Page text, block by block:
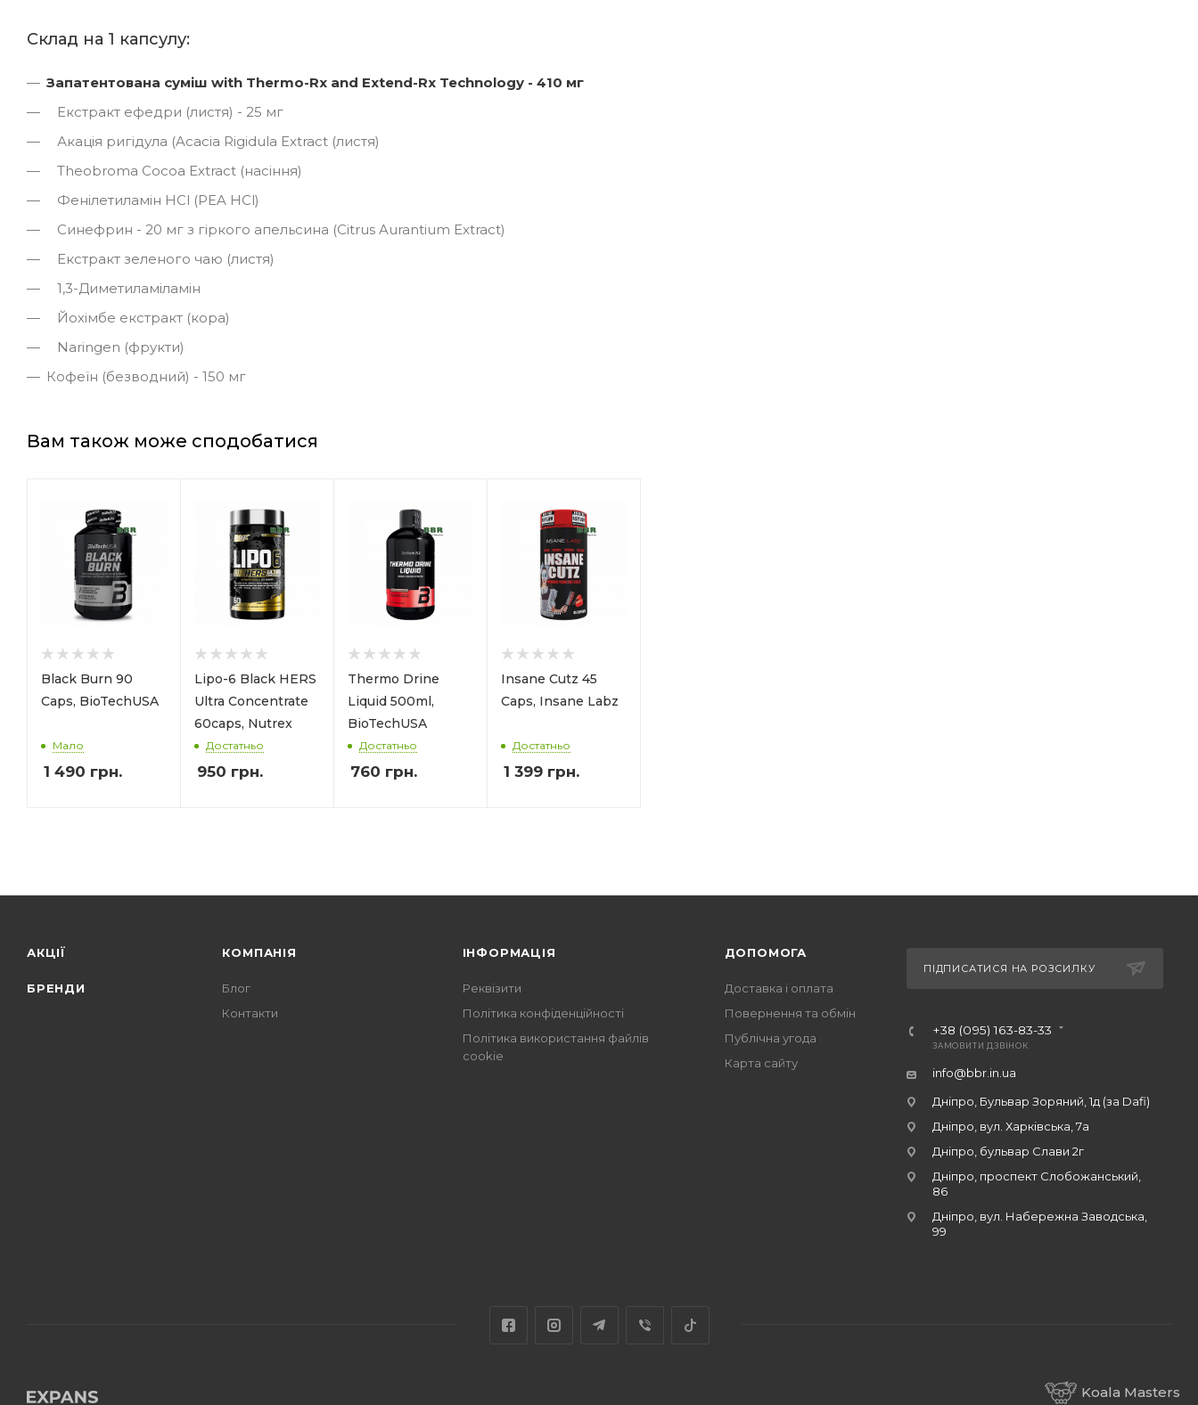
Склад на 1 капсулу:
Запатентована суміш with Thermo-Rx and Extend-Rx Technology - 410 мг
Екстракт ефедри (листя) - 25 мг
Акація ригідула (Acacia Rigidula Extract (листя)
Theobroma Cocoa Extract (насіння)
Фенілетиламін HCl (PEA HCl)
Синефрин - 20 мг з гіркого апельсина (Citrus Aurantium Extract)
Екстракт зеленого чаю (листя)
1,3-Диметиламіламін
Йохімбе екстракт (кора)
Naringen (фрукти)
Кофеїн (безводний) - 150 мг
Вам також може сподобатися
Black Burn 90
Caps, BioTechUSA
Мало
1 490 грн.
Lipo-6 Black HERS
Ultra Concentrate
60caps, Nutrex
Достатньо
950 грн.
Thermo Drine
Liquid 500ml,
BioTechUSA
Достатньо
760 грн.
Insane Cutz 45
Caps, Insane Labz
Достатньо
1 399 грн.
АКЦІЇ
БРЕНДИ
КОМПАНІЯ
Блог
Контакти
ІНФОРМАЦІЯ
Реквізити
Політика конфіденційності
Політика використання файлів
cookie
ДОПОМОГА
Доставка і оплата
Повернення та обмін
Публічна угода
Карта сайту
ПІДПИСАТИСЯ НА РОЗСИЛКУ
+38 (095) 163-83-33
ЗАМОВИТИ ДЗВІНОК
info@bbr.in.ua
Дніпро, Бульвар Зоряний, 1д (за Dafi)
Дніпро, вул. Харківська, 7а
Дніпро, бульвар Слави 2г
Дніпро, проспект Слобожанський,
86
Дніпро, вул. Набережна Заводська,
99
Koala Masters